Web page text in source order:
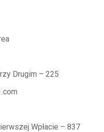
Drugim – 225
Wpłacie – 837